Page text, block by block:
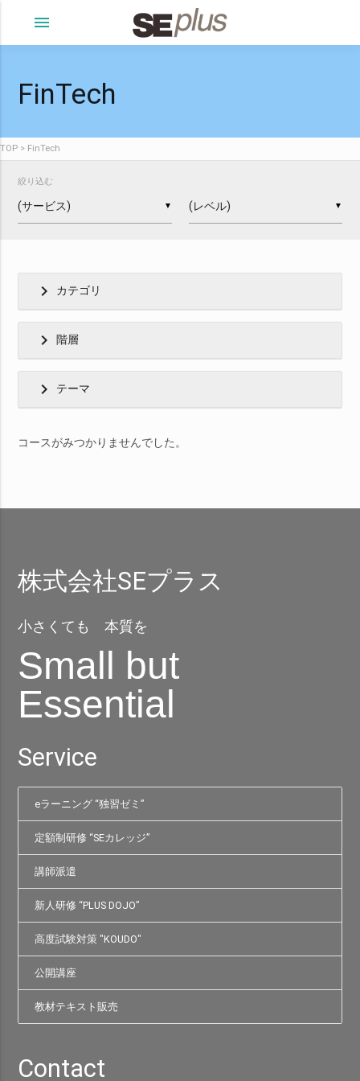
menu
FinTech
TOP FinTech
絞り込む
▼ ▼
chevron_right カテゴリ
chevron_right 階層
chevron_right テーマ
コースがみつかりませんでした。
株式会社SEプラス
小さくても 本質を
Small but
Essential
Service
eラーニング “独習ゼミ”
定額制研修 “SEカレッジ”
講師派遣
新人研修 “PLUS DOJO”
高度試験対策 "KOUDO"
公開講座
教材テキスト販売
Contact